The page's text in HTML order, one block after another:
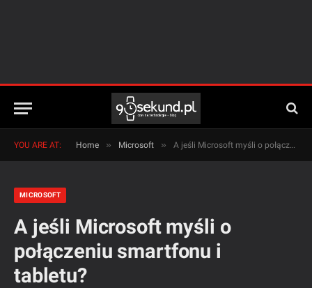
YOU ARE AT: Home » Microsoft » A jeśli Microsoft myśli o połączeniu smartfonu i tabletu?
MICROSOFT
A jeśli Microsoft myśli o
połączeniu smartfonu i
tabletu?